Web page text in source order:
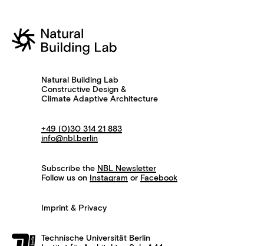
Natural Building Lab
Constructive Design &
Climate Adaptive Architecture
+49 (0)30 314 21 883
info@nbl.berlin
Subscribe the NBL Newsletter
Follow us on
Instagram or Facebook
Imprint & Privacy
Technische Universität Berlin